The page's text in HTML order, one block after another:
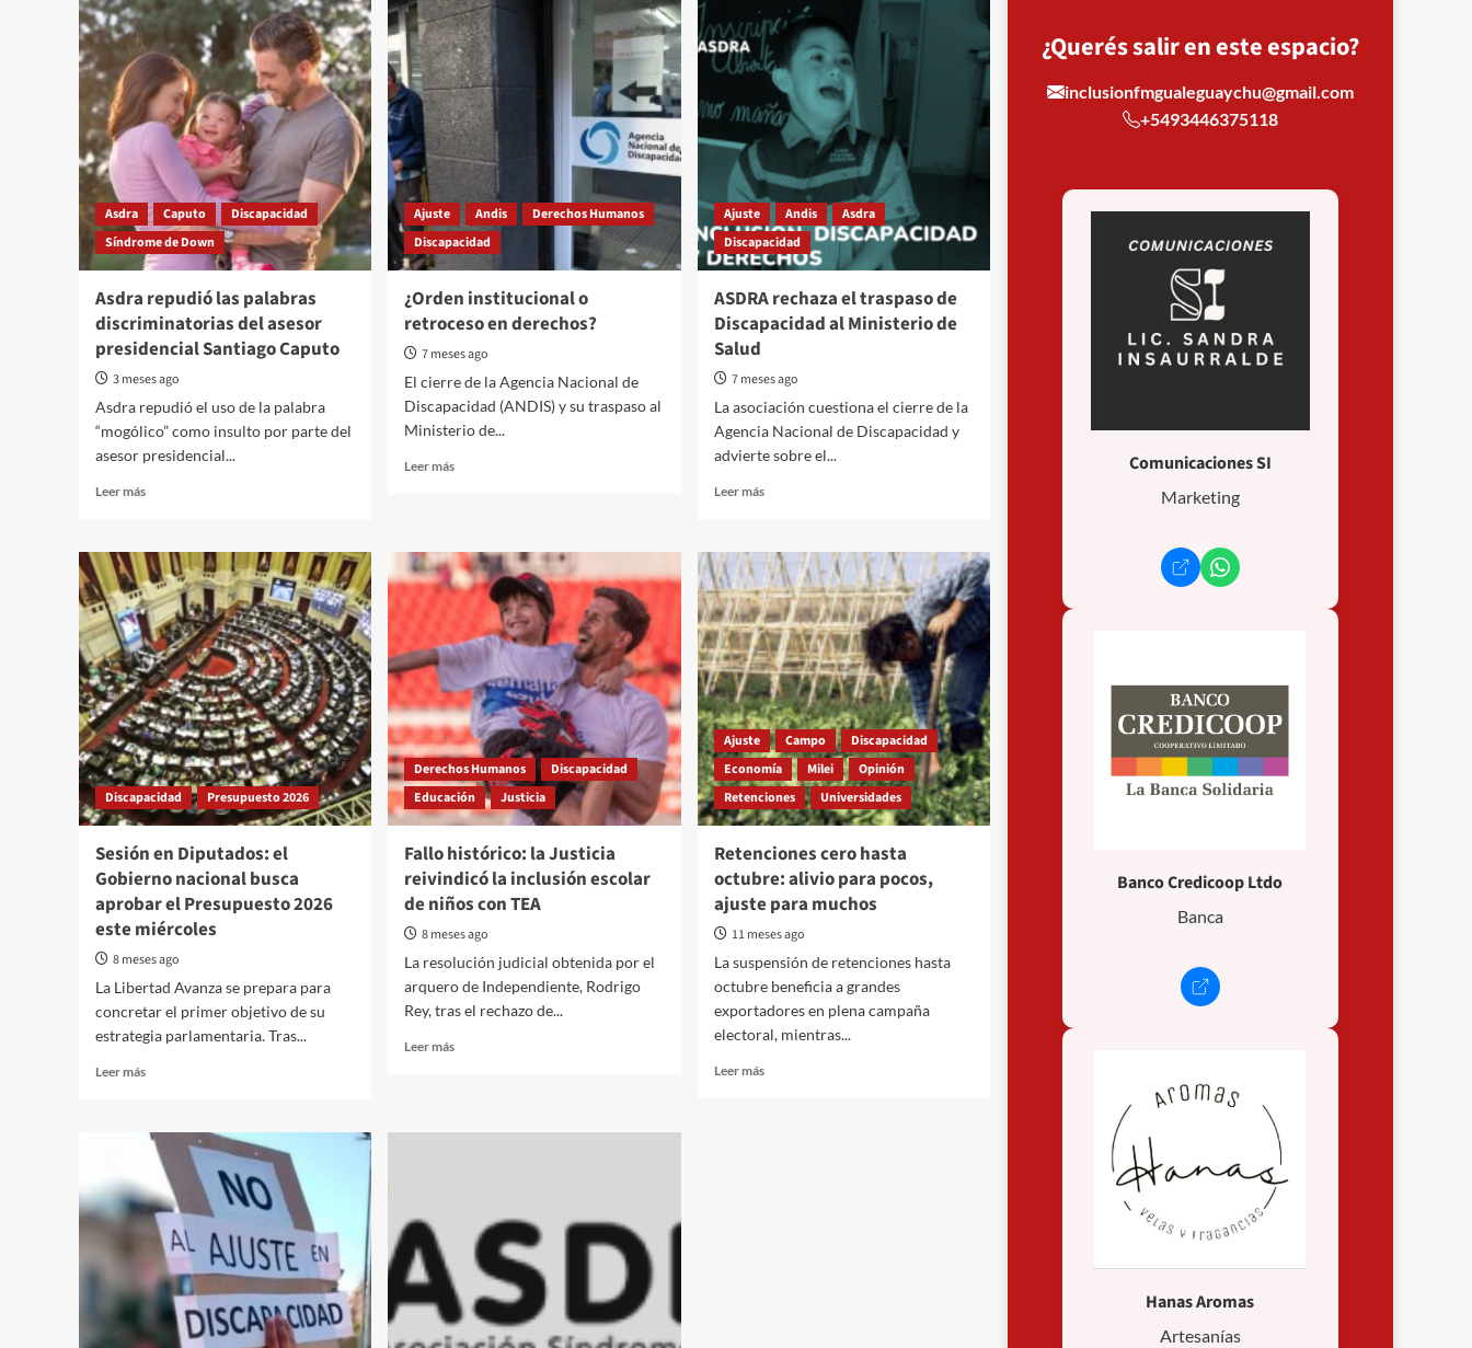
Asdra Caputo
Discapacidad
Síndrome de Down
Asdra repudió las palabras
discriminatorias del asesor
presidencial Santiago Caputo
3 meses ago
Asdra repudió el uso de la palabra
“mogólico” como insulto por parte del
asesor presidencial...
Leer másRead
Asdra
repudió
las
palabras
discriminatorias
del
asesor
presidencial
Santiago
Caputo
Ajuste Andis
Derechos Humanos
Discapacidad
¿Orden institucional o
retroceso en derechos?
7 meses ago
El cierre de la Agencia Nacional de
Discapacidad (ANDIS) y su traspaso al
Ministerio de...
Leer másRead
o
retroceso
derechos?
Ajuste Andis
Asdra
Discapacidad
ASDRA rechaza el traspaso de
Discapacidad al Ministerio de
Salud
7 meses ago
La asociación cuestiona el cierre de la
Agencia Nacional de Discapacidad y
advierte sobre el...
Leer másRead
ASDRA
rechaza
el
traspaso
de
Discapacidad
al
Ministerio
de
Salud
Discapacidad Presupuesto 2026
Sesión en Diputados: el
Gobierno nacional busca
aprobar el Presupuesto 2026
este miércoles
8 meses ago
La Libertad Avanza se prepara para
concretar el primer objetivo de su
estrategia parlamentaria. Tras...
Leer másRead
Sesión
en
Diputados:
el
Gobierno
nacional
busca
aprobar
el
Presupuesto
2026
Derechos Humanos
Discapacidad
Educación
Justicia
Fallo histórico: la Justicia
reivindicó la inclusión escolar
de niños con TEA
8 meses ago
La resolución judicial obtenida por el
arquero de Independiente, Rodrigo
Rey, tras el rechazo de...
Leer másRead
inclusión
escolar
niños
con
Ajuste Campo
Discapacidad
Economía
Milei
Opinión
Retenciones
Universidades
Retenciones cero hasta
octubre: alivio para pocos,
ajuste para muchos
11 meses ago
La suspensión de retenciones hasta
octubre beneficia a grandes
exportadores en plena campaña
electoral, mientras...
Leer másRead
¿Querés salir en este espacio?
inclusionfmgualeguaychu@gmail.com
+5493446375118
Comunicaciones SI
Marketing
Banco Credicoop Ltdo
Banca
Hanas Aromas
Artesanías